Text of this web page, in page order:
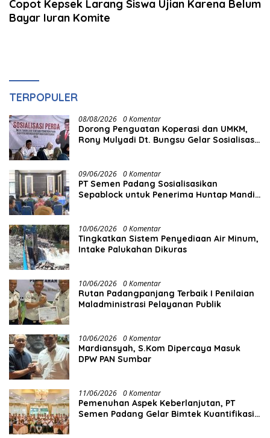
Copot Kepsek Larang Siswa Ujian Karena Belum
Bayar Iuran Komite
TERPOPULER
08/08/2026 0 Komentar
Dorong Penguatan Koperasi dan UMKM,
Rony Mulyadi Dt. Bungsu Gelar Sosialisasi
09/06/2026 0 Komentar
PT Semen Padang Sosialisasikan
Sepablock untuk Penerima Huntap Mandiri
10/06/2026 0 Komentar
Tingkatkan Sistem Penyediaan Air Minum,
Intake Palukahan Dikuras
10/06/2026 0 Komentar
Rutan Padangpanjang Terbaik I Penilaian
Maladministrasi Pelayanan Publik
10/06/2026 0 Komentar
Mardiansyah, S.Kom Dipercaya Masuk
DPW PAN Sumbar
11/06/2026 0 Komentar
Pemenuhan Aspek Keberlanjutan, PT
Semen Padang Gelar Bimtek Kuantifikasi